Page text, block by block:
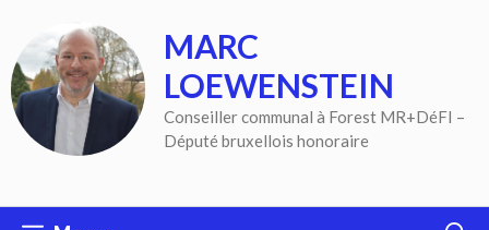
contenu
MARC
LOEWENSTEIN
Conseiller communal à Forest MR+DéFI –
Député bruxellois honoraire